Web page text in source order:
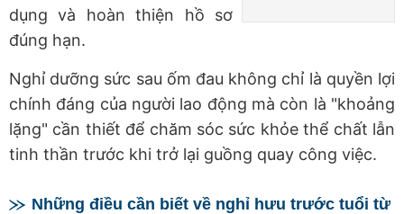
dụng và hoàn thiện hồ sơ
đúng hạn.
Nghỉ dưỡng sức sau ốm đau không chỉ là quyền lợi
chính đáng của người lao động mà còn là "khoảng
lặng" cần thiết để chăm sóc sức khỏe thể chất lẫn
tinh thần trước khi trở lại guồng quay công việc.
Những điều cần biết về nghỉ hưu trước tuổi từ